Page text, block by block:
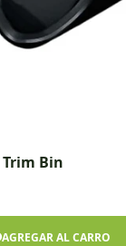
Bin
AGREGAR AL CARRO